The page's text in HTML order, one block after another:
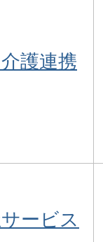
護連携
ービス